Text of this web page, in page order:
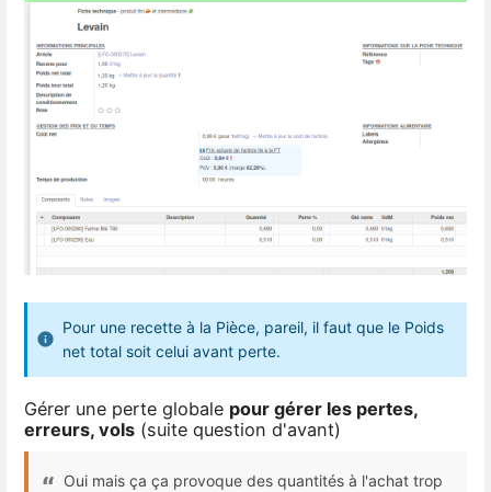
Pour une recette à la Pièce, pareil, il faut que le Poids
net total soit celui avant perte.
Gérer une perte globale pour gérer les pertes,
erreurs, vols (suite question d'avant)
Oui mais ça ça provoque des quantités à l'achat trop